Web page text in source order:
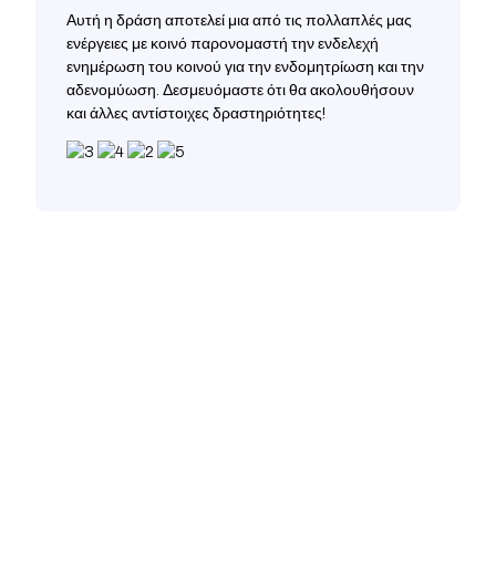
Αυτή η δράση αποτελεί μια από τις πολλαπλές μας
ενέργειες με κοινό παρονομαστή την ενδελεχή
ενημέρωση του κοινού για την ενδομητρίωση και την
αδενομύωση. Δεσμευόμαστε ότι θα ακολουθήσουν
και άλλες αντίστοιχες δραστηριότητες!